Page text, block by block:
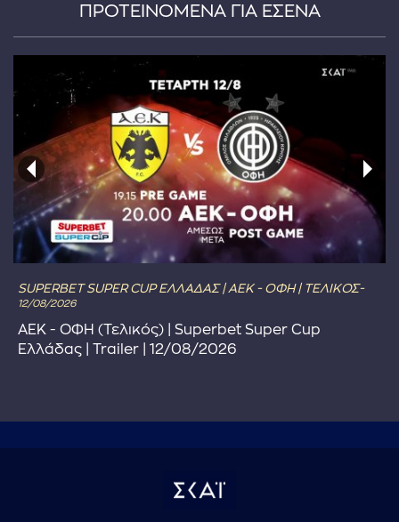
ΠΡΟΤΕΙΝΟΜΕΝΑ ΓΙΑ ΕΣΕΝΑ
SUPERBET SUPER CUP ΕΛΛΑΔΑΣ | ΑΕΚ - ΟΦΗ | ΤΕΛΙΚΟΣ-
12/08/2026
ΑΕΚ - ΟΦΗ (Τελικός) | Superbet Super Cup
Ελλάδας | Trailer | 12/08/2026